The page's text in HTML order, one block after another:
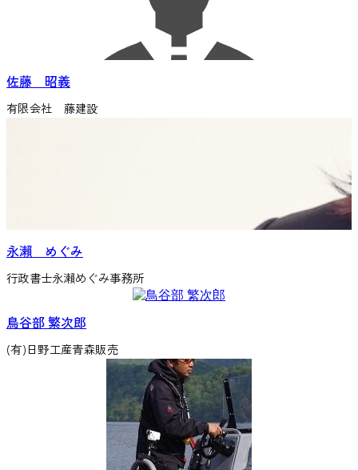
佐藤 昭義
有限会社 藤建設
永瀨 めぐみ
行政書士永瀨めぐみ事務所
鳥谷部 繁次郎
(有)日野工産青森販売